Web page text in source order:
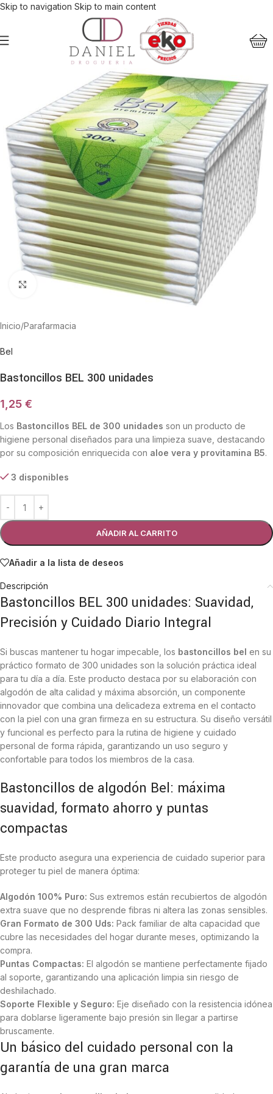
Skip to navigation Skip to main content
Haga Click para agrandar
Inicio/Parafarmacia
Bel
Bastoncillos BEL 300 unidades
1,25 €
Los Bastoncillos BEL de 300 unidades son un producto de
higiene personal diseñados para una limpieza suave, destacando
por su composición enriquecida con aloe vera y provitamina B5.
3 disponibles
AÑADIR AL CARRITO
Añadir a la lista de deseos
Descripción
Bastoncillos BEL 300 unidades: Suavidad,
Precisión y Cuidado Diario Integral
Si buscas mantener tu hogar impecable, los bastoncillos bel en su
práctico formato de 300 unidades son la solución práctica ideal
para tu día a día. Este producto destaca por su elaboración con
algodón de alta calidad y máxima absorción, un componente
innovador que combina una delicadeza extrema en el contacto
con la piel con una gran firmeza en su estructura. Su diseño versátil
y funcional es perfecto para la rutina de higiene y cuidado
personal de forma rápida, garantizando un uso seguro y
confortable para todos los miembros de la casa.
Bastoncillos de algodón Bel: máxima
suavidad, formato ahorro y puntas
compactas
Este producto asegura una experiencia de cuidado superior para
proteger tu piel de manera óptima:
Algodón 100% Puro: Sus extremos están recubiertos de algodón
extra suave que no desprende fibras ni altera las zonas sensibles.
Gran Formato de 300 Uds: Pack familiar de alta capacidad que
cubre las necesidades del hogar durante meses, optimizando la
compra.
Puntas Compactas: El algodón se mantiene perfectamente fijado
al soporte, garantizando una aplicación limpia sin riesgo de
deshilachado.
Soporte Flexible y Seguro: Eje diseñado con la resistencia idónea
para doblarse ligeramente bajo presión sin llegar a partirse
bruscamente.
Un básico del cuidado personal con la
garantía de una gran marca